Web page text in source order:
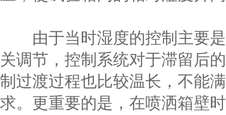
由于当时湿度的控制主要是
关调节，控制系统对于滞留后
制过渡过程也比较温长，不能
求。更重要的是，在喷洒箱壁